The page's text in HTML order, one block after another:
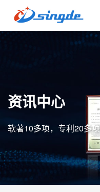
资讯中心
软著10多项，专利20多